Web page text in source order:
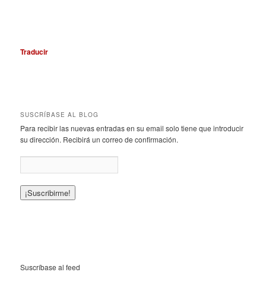
Traducir
SUSCRÍBASE AL BLOG
Para recibir las nuevas entradas en su email solo tiene que introducir
su dirección. Recibirá un correo de confirmación.
Suscríbase al feed